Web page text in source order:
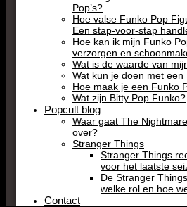
Pop’s?
Hoe valse Funko Pop
Een stap-voor-stap
Hoe kan ik mijn Funko
verzorgen en
Wat is de waarde van
Wat kun je doen met een
Hoe maak je een Funko
Wat zijn Bitty Pop Funko?
Popcult blog
Waar gaat The
over?
Stranger Things
Stranger Things
voor het laatste
De Stranger
welke rol en hoe
Contact